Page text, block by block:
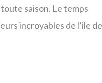
saison. Le temps
incroyables de l’ile de